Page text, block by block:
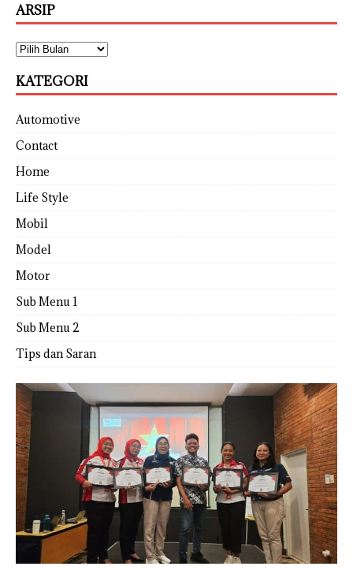
ARSIP
KATEGORI
Automotive
Contact
Home
Life Style
Mobil
Model
Motor
Sub Menu 1
Sub Menu 2
Tips dan Saran